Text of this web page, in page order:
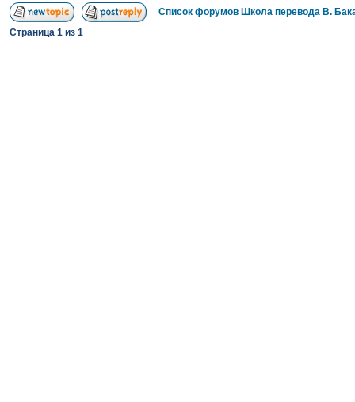
Список форумов Школа перевода В.
Страница 1 из 1